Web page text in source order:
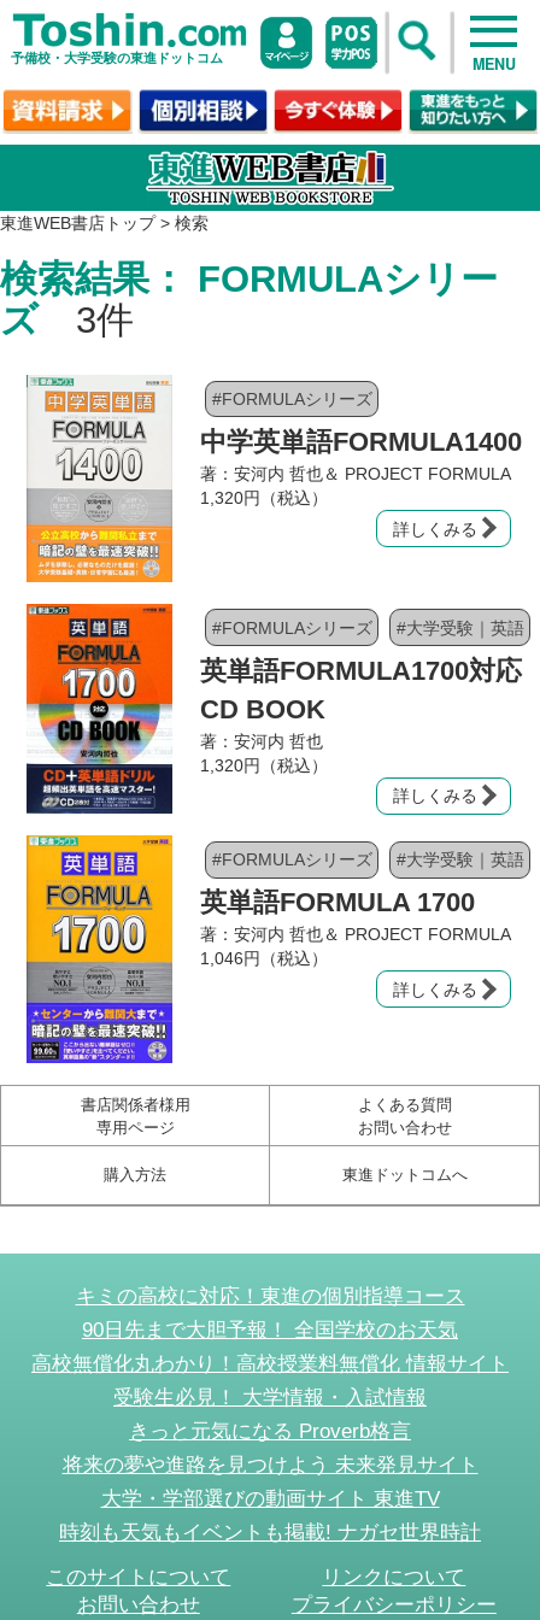
予備校・大学受験の東進ドットコム MENU
東進WEB書店トップ> 検索
検索結果： FORMULAシリー
ズ3件
#FORMULAシリーズ
中学英単語FORMULA1400
著：安河内 哲也＆ PROJECT FORMULA
1,320円（税込）
詳しくみる
#FORMULAシリーズ #大学受験｜英語
英単語FORMULA1700対応
CD BOOK
著：安河内 哲也
1,320円（税込）
詳しくみる
#FORMULAシリーズ #大学受験｜英語
英単語FORMULA 1700
著：安河内 哲也＆ PROJECT FORMULA
1,046円（税込）
詳しくみる
書店関係者様用
専用ページ
よくある質問
お問い合わせ
購入方法 東進ドットコムへ
キミの高校に対応！東進の個別指導コース
90日先まで大胆予報！ 全国学校のお天気
高校無償化丸わかり！高校授業料無償化 情報サイト
受験生必見！ 大学情報・入試情報
きっと元気になる Proverb格言
将来の夢や進路を見つけよう 未来発見サイト
大学・学部選びの動画サイト 東進TV
時刻も天気もイベントも掲載! ナガセ世界時計
このサイトについて
リンクについて
お問い合わせ
プライバシーポリシー